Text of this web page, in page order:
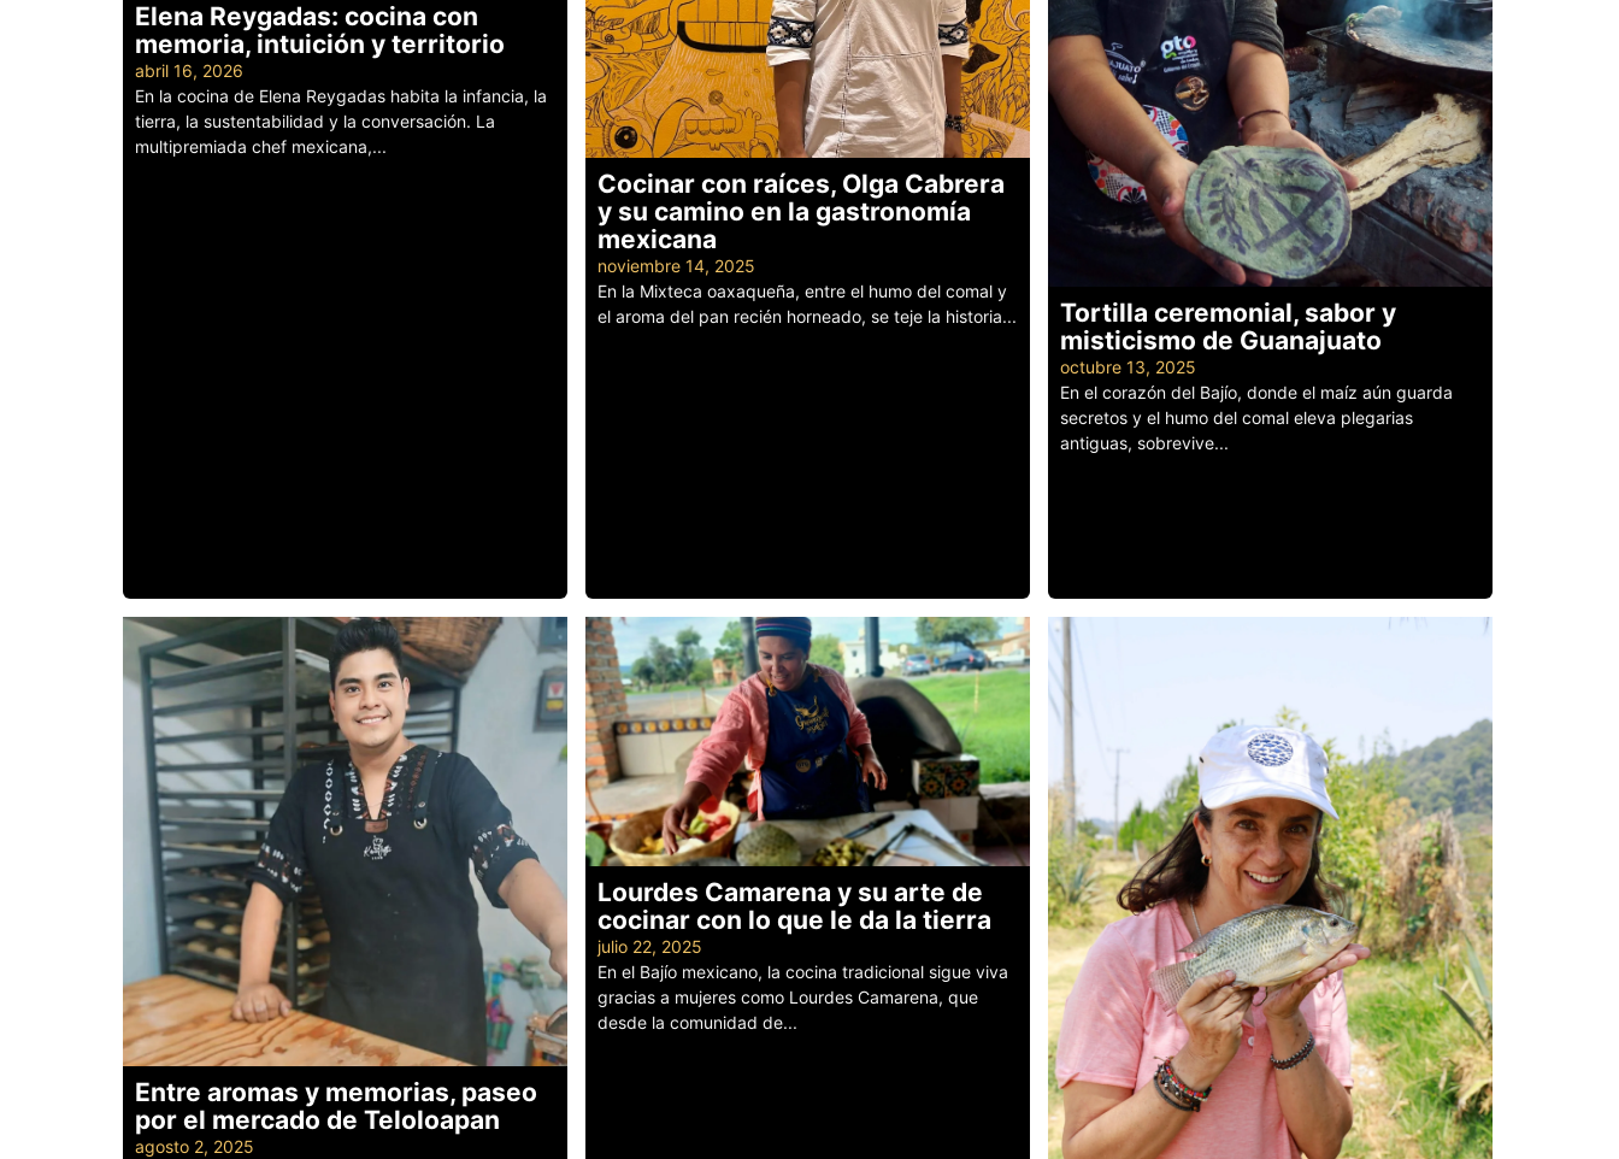
Elena Reygadas: cocina con
memoria, intuición y territorio
abril 16, 2026
En la cocina de Elena Reygadas habita la infancia, la
tierra, la sustentabilidad y la conversación. La
multipremiada chef mexicana,...
Cocinar con raíces, Olga Cabrera
y su camino en la gastronomía
mexicana
noviembre 14, 2025
En la Mixteca oaxaqueña, entre el humo del comal y
el aroma del pan recién horneado, se teje la historia...
Tortilla ceremonial, sabor y
misticismo de Guanajuato
octubre 13, 2025
En el corazón del Bajío, donde el maíz aún guarda
secretos y el humo del comal eleva plegarias
antiguas, sobrevive...
Entre aromas y memorias, paseo
por el mercado de Teloloapan
agosto 2, 2025
Lourdes Camarena y su arte de
cocinar con lo que le da la tierra
julio 22, 2025
En el Bajío mexicano, la cocina tradicional sigue viva
gracias a mujeres como Lourdes Camarena, que
desde la comunidad de...